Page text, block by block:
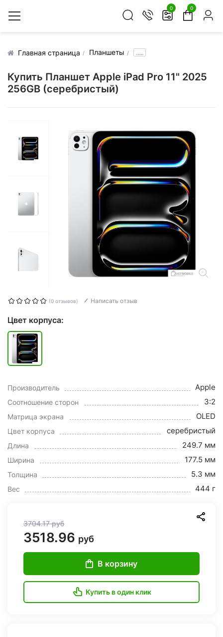
0 0
Главная страница Планшеты .....
Купить Планшет Apple iPad Pro 11" 2025
256GB (серебристый)
(0 отзывов) Написать отзыв
Цвет корпуса:
Производитель Apple
Соотношение сторон 3:2
Матрица экрана OLED
Цвет корпуса серебристый
Длина 249.7 мм
Ширина 177.5 мм
Толщина 5.3 мм
Вес 444 г
3704.17руб
3518.96 руб
В корзину
Купить в один клик